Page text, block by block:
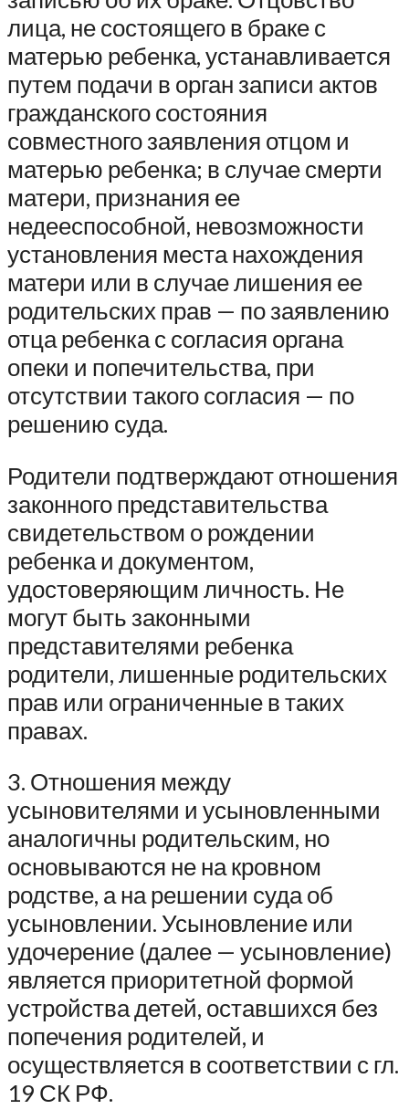
лица, не состоящего в браке с
матерью ребенка, устанавливается
путем подачи в орган записи актов
гражданского состояния
совместного заявления отцом и
матерью ребенка; в случае смерти
матери, признания ее
недееспособной, невозможности
установления места нахождения
матери или в случае лишения ее
родительских прав — по заявлению
отца ребенка с согласия органа
опеки и попечительства, при
отсутствии такого согласия — по
решению суда.
Родители подтверждают отношения
законного представительства
свидетельством о рождении
ребенка и документом,
удостоверяющим личность. Не
могут быть законными
представителями ребенка
родители, лишенные родительских
прав или ограниченные в таких
правах.
3. Отношения между
усыновителями и усыновленными
аналогичны родительским, но
основываются не на кровном
родстве, а на решении суда об
усыновлении. Усыновление или
удочерение (далее — усыновление)
является приоритетной формой
устройства детей, оставшихся без
попечения родителей, и
осуществляется в соответствии с гл.
19 СК РФ.